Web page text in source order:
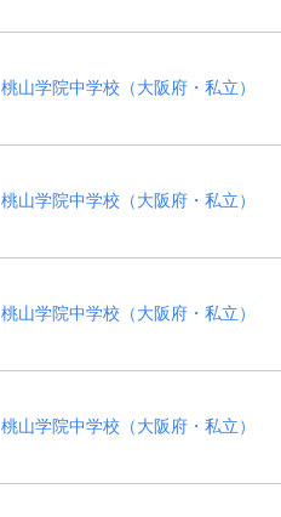
桃山学院中学校（大阪府・私立）
桃山学院中学校（大阪府・私立）
桃山学院中学校（大阪府・私立）
桃山学院中学校（大阪府・私立）